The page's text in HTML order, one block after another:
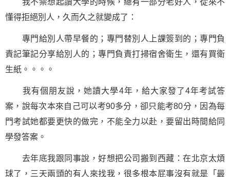
我不禁想起讀大學的時候，總有一部分老好人，從來不
懂得拒絕別人，久而久之就變成了：
專門給別人帶早餐的；專門替別人上課簽到的；專門負
責記筆記分享給別人的；專門負責打掃宿舍衛生，還有買衛
生紙。。。。
我有個朋友說，她讀大學4年，給大家發了4年考試答
案，說每次本來自己可以考90多分，卻只能考80分，因為每
門考試她都要更快的做完，不能全力以赴，要留出時間給同
學發答案。
去年底我跟同事說，好想把公司搬到西藏：在北京太煩
球了，三天兩頭的有人來找我，很多根本屁事沒有就是「最